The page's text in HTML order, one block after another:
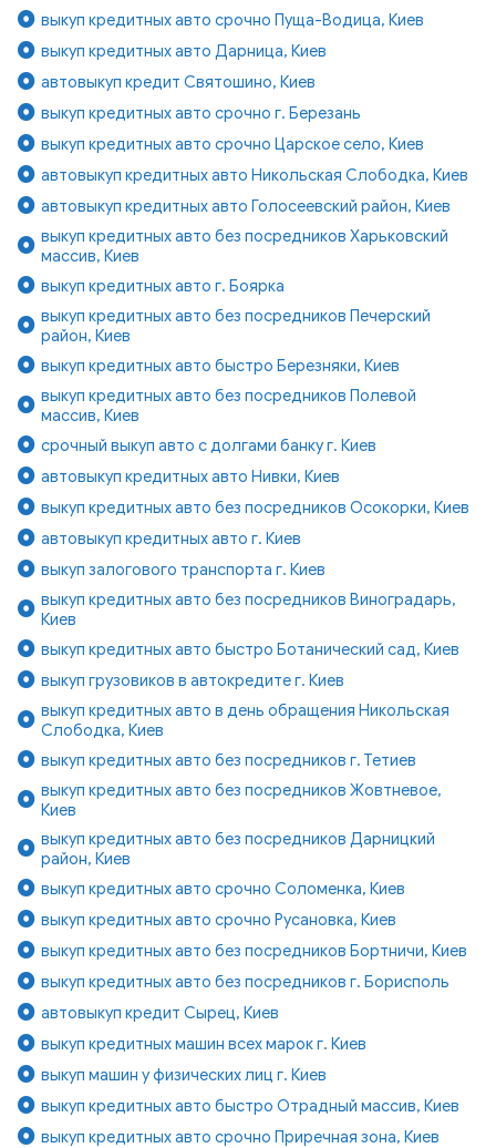
выкуп кредитных авто срочно Пуща-Водица, Киев
выкуп кредитных авто Дарница, Киев
автовыкуп кредит Святошино, Киев
выкуп кредитных авто срочно г. Березань
выкуп кредитных авто срочно Царское село, Киев
автовыкуп кредитных авто Никольская Слободка, Киев
автовыкуп кредитных авто Голосеевский район, Киев
выкуп кредитных авто без посредников Харьковский
массив, Киев
выкуп кредитных авто г. Боярка
выкуп кредитных авто без посредников Печерский
район, Киев
выкуп кредитных авто быстро Березняки, Киев
выкуп кредитных авто без посредников Полевой
массив, Киев
срочный выкуп авто с долгами банку г. Киев
автовыкуп кредитных авто Нивки, Киев
выкуп кредитных авто без посредников Осокорки, Киев
автовыкуп кредитных авто г. Киев
выкуп залогового транспорта г. Киев
выкуп кредитных авто без посредников Виноградарь,
Киев
выкуп кредитных авто быстро Ботанический сад, Киев
выкуп грузовиков в автокредите г. Киев
выкуп кредитных авто в день обращения Никольская
Слободка, Киев
выкуп кредитных авто без посредников г. Тетиев
выкуп кредитных авто без посредников Жовтневое,
Киев
выкуп кредитных авто без посредников Дарницкий
район, Киев
выкуп кредитных авто срочно Соломенка, Киев
выкуп кредитных авто срочно Русановка, Киев
выкуп кредитных авто без посредников Бортничи, Киев
выкуп кредитных авто без посредников г. Борисполь
автовыкуп кредит Сырец, Киев
выкуп кредитных машин всех марок г. Киев
выкуп машин у физических лиц г. Киев
выкуп кредитных авто быстро Отрадный массив, Киев
выкуп кредитных авто срочно Приречная зона, Киев